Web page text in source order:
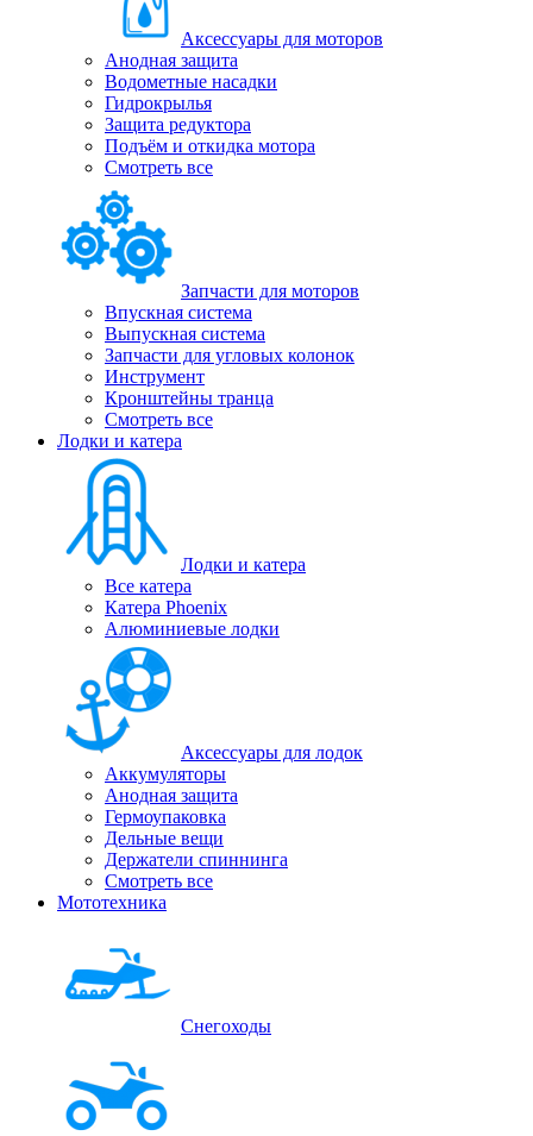
Аксессуары для моторов
Анодная защита
Водометные насадки
Гидрокрылья
Защита редуктора
Подъём и откидка мотора
Смотреть все
Запчасти для моторов
Впускная система
Выпускная система
Запчасти для угловых колонок
Инструмент
Кронштейны транца
Смотреть все
Лодки и катера
Лодки и катера
Все катера
Катера Phoenix
Алюминиевые лодки
Аксессуары для лодок
Аккумуляторы
Анодная защита
Гермоупаковка
Дельные вещи
Держатели спиннинга
Смотреть все
Мототехника
Снегоходы